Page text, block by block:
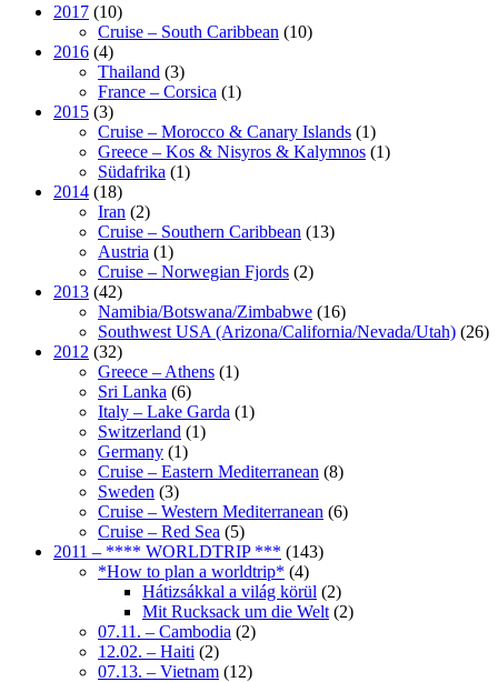
2017 (10)
Cruise – South Caribbean (10)
2016 (4)
Thailand (3)
France – Corsica (1)
2015 (3)
Cruise – Morocco & Canary Islands (1)
Greece – Kos & Nisyros & Kalymnos (1)
Südafrika (1)
2014 (18)
Iran (2)
Cruise – Southern Caribbean (13)
Austria (1)
Cruise – Norwegian Fjords (2)
2013 (42)
Namibia/Botswana/Zimbabwe (16)
Southwest USA (Arizona/California/Nevada/Utah) (26)
2012 (32)
Greece – Athens (1)
Sri Lanka (6)
Italy – Lake Garda (1)
Switzerland (1)
Germany (1)
Cruise – Eastern Mediterranean (8)
Sweden (3)
Cruise – Western Mediterranean (6)
Cruise – Red Sea (5)
2011 – **** WORLDTRIP *** (143)
*How to plan a worldtrip* (4)
Hátizsákkal a világ körül (2)
Mit Rucksack um die Welt (2)
07.11. – Cambodia (2)
12.02. – Haiti (2)
07.13. – Vietnam (12)